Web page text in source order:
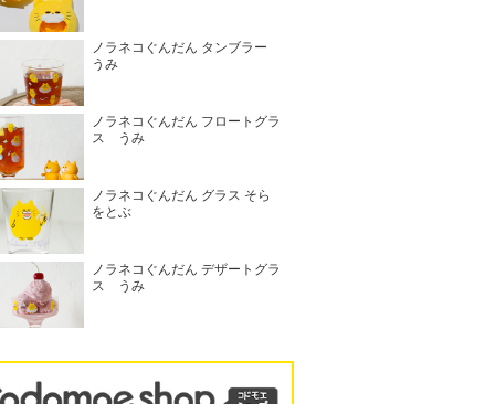
ノラネコぐんだん タンブラー
うみ
ノラネコぐんだん フロートグラ
ス うみ
ノラネコぐんだん グラス そら
をとぶ
ノラネコぐんだん デザートグラ
ス うみ